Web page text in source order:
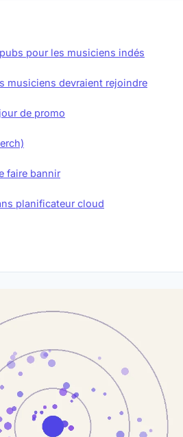
pour les musiciens indés
musiciens devraient rejoindre
de promo
faire bannir
planificateur cloud